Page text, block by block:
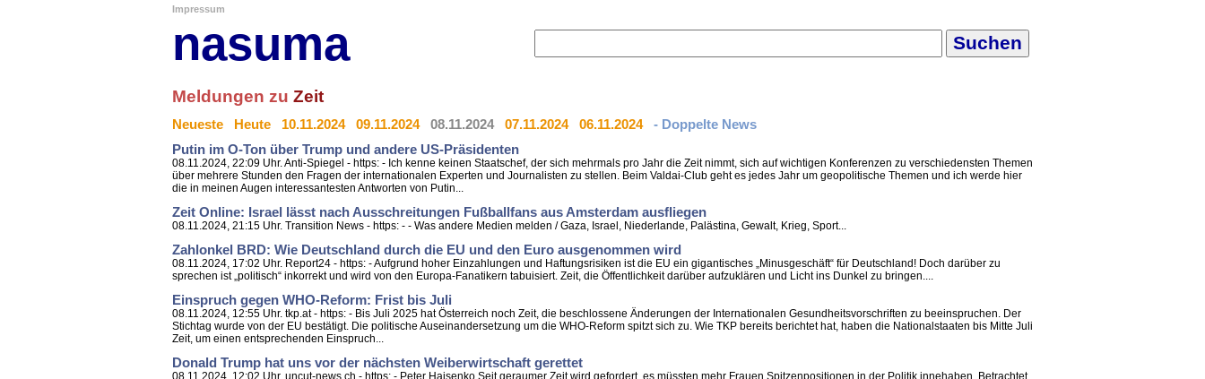
Impressum
nasuma
Meldungen zu Zeit
Neueste Heute 10.11.2024 09.11.2024 08.11.2024 07.11.2024 06.11.2024
- Doppelte News
Putin im O-Ton über Trump und andere US-Präsidenten
08.11.2024, 22:09 Uhr. Anti-Spiegel - https: - Ich kenne keinen Staatschef, der sich mehrmals pro Jahr die Zeit nimmt, sich auf wichtigen Konferenzen zu verschiedensten Themen
über mehrere Stunden den Fragen der internationalen Experten und Journalisten zu stellen. Beim Valdai-Club geht es jedes Jahr um geopolitische Themen und ich werde hier
die in meinen Augen interessantesten Antworten von Putin...
Zeit Online: Israel lässt nach Ausschreitungen Fußballfans aus Amsterdam ausfliegen
08.11.2024, 21:15 Uhr. Transition News - https: - - Was andere Medien melden / Gaza, Israel, Niederlande, Palästina, Gewalt, Krieg, Sport...
Zahlonkel BRD: Wie Deutschland durch die EU und den Euro ausgenommen wird
08.11.2024, 17:02 Uhr. Report24 - https: - Aufgrund hoher Einzahlungen und Haftungsrisiken ist die EU ein gigantisches „Minusgeschäft“ für Deutschland! Doch darüber zu
sprechen ist „politisch“ inkorrekt und wird von den Europa-Fanatikern tabuisiert. Zeit, die Öffentlichkeit darüber aufzuklären und Licht ins Dunkel zu bringen....
Einspruch gegen WHO-Reform: Frist bis Juli
08.11.2024, 12:55 Uhr. tkp.at - https: - Bis Juli 2025 hat Österreich noch Zeit, die beschlossene Änderungen der Internationalen Gesundheitsvorschriften zu beeinspruchen. Der
Stichtag wurde von der EU bestätigt. Die politische Auseinandersetzung um die WHO-Reform spitzt sich zu. Wie TKP bereits berichtet hat, haben die Nationalstaaten bis Mitte Juli
Zeit, um einen entsprechenden Einspruch...
Donald Trump hat uns vor der nächsten Weiberwirtschaft gerettet
08.11.2024, 12:02 Uhr. uncut-news.ch - https: - Peter Haisenko Seit geraumer Zeit wird gefordert, es müssten mehr Frauen Spitzenpositionen in der Politik innehaben. Betrachtet